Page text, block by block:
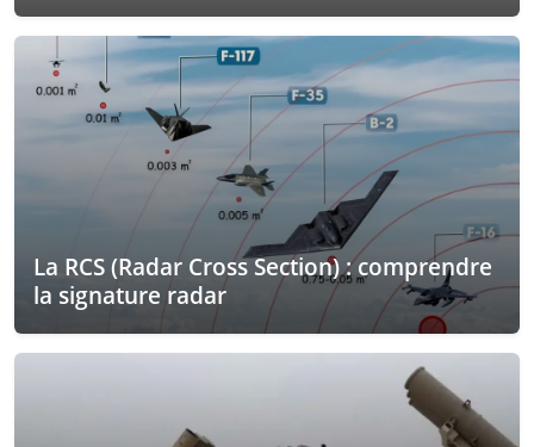
La RCS (Radar Cross Section) : comprendre
la signature radar